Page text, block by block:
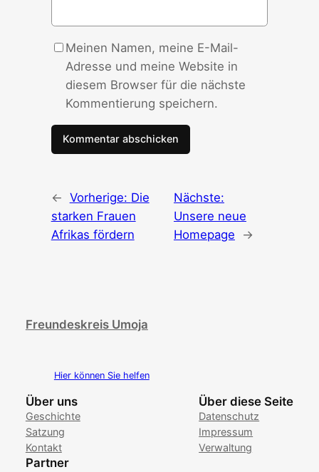
Meinen Namen, meine E-Mail-
Adresse und meine Website in
diesem Browser für die nächste
Kommentierung speichern.
← Vorherige: Die
starken Frauen
Afrikas fördern
Nächste:
Unsere neue
Homepage
→
Freundeskreis Umoja
Hier können Sie helfen
Über uns
Geschichte
Satzung
Kontakt
Über diese Seite
Datenschutz
Impressum
Verwaltung
Partner